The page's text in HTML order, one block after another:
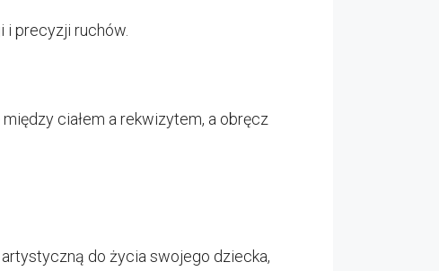
i precyzji ruchów.
ciałem a rekwizytem, a obręcz
do życia swojego dziecka,